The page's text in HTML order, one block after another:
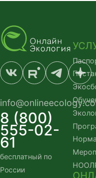
8 (800)
555-02-
61
бесплатный по
России